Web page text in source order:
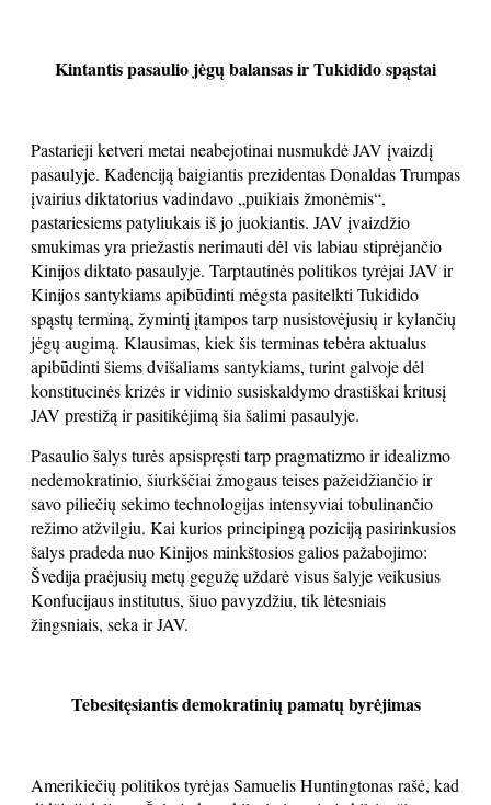
Kintantis pasaulio jėgų balansas irTukidido spąstai
Pastarieji ketveri metai neabejotinai nusmukdė JAV įvaizdį
pasaulyje. Kadenciją baigiantis prezidentas Donaldas Trumpas
įvairius diktatorius vadindavo „puikiais žmonėmis“,
pastariesiems patyliukais iš jo juokiantis. JAV įvaizdžio
smukimas yra priežastis nerimauti dėl vis labiau stiprėjančio
Kinijos diktato pasaulyje. Tarptautinės politikos tyrėjai JAV ir
Kinijos santykiams apibūdinti mėgsta pasitelkti Tukidido
spąstų terminą, žymintį įtampos tarp nusistovėjusių ir kylančių
jėgų augimą. Klausimas, kiek šis terminas tebėra aktualus
apibūdinti šiems dvišaliams santykiams, turint galvoje dėl
konstitucinės krizės ir vidinio susiskaldymo drastiškai kritusį
JAV prestižą ir pasitikėjimą šia šalimi pasaulyje.
Pasaulio šalys turės apsispręsti tarp pragmatizmo ir idealizmo
nedemokratinio, šiurkščiai žmogaus teises pažeidžiančio ir
savo piliečių sekimo technologijas intensyviai tobulinančio
režimo atžvilgiu. Kai kurios principingą poziciją pasirinkusios
šalys pradeda nuo Kinijos minkštosios galios pažabojimo:
Švedija praėjusių metų gegužę uždarė visus šalyje veikusius
Konfucijaus institutus, šiuo pavyzdžiu, tik lėtesniais
žingsniais, seka ir JAV.
Tebesitęsiantis demokratinių pamatų byrėjimas
Amerikiečių politikos tyrėjas Samuelis Huntingtonas rašė, kad